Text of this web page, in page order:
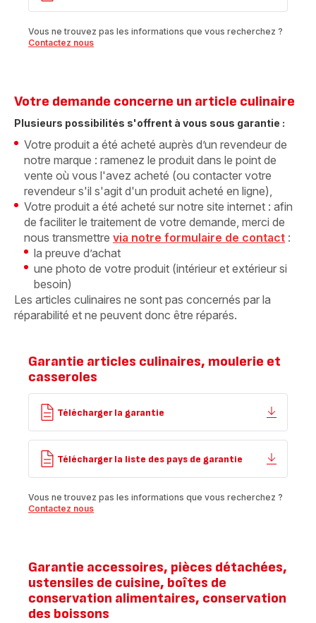
Vous ne trouvez pas les informations que vous recherchez ?
Contactez nous
Votre demande concerne un article culinaire
Plusieurs possibilités s'offrent à vous sous garantie :
Votre produit a été acheté auprès d’un revendeur de
notre marque : ramenez le produit dans le point de
vente où vous l'avez acheté (ou contacter votre
revendeur s'il s'agit d'un produit acheté en ligne),
Votre produit a été acheté sur notre site internet : afin
de faciliter le traitement de votre demande, merci de
nous transmettre via notre formulaire de contact :
la preuve d’achat
une photo de votre produit (intérieur et extérieur si
besoin)
Les articles culinaires ne sont pas concernés par la
réparabilité et ne peuvent donc être réparés.
Garantie articles culinaires, moulerie et
casseroles
Télécharger la garantie
Télécharger la liste des pays de garantie
Vous ne trouvez pas les informations que vous recherchez ?
Contactez nous
Garantie accessoires, pièces détachées,
ustensiles de cuisine, boîtes de
conservation alimentaires, conservation
des boissons